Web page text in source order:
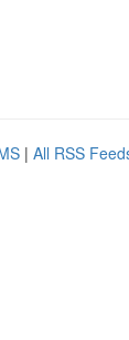
| All RSS